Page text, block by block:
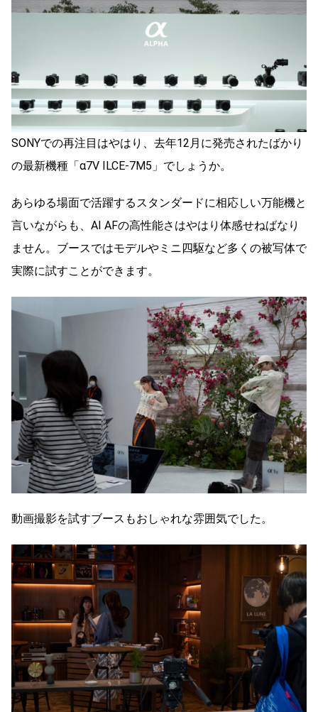
SONYでの再注目はやはり、去年12月に発売されたばかり
の最新機種「α7V ILCE-7M5」でしょうか。
あらゆる場面で活躍するスタンダードに相応しい万能機と
言いながらも、AI AFの高性能さはやはり体感せねばなり
ません。ブースではモデルやミニ四駆など多くの被写体で
実際に試すことができます。
動画撮影を試すブースもおしゃれな雰囲気でした。